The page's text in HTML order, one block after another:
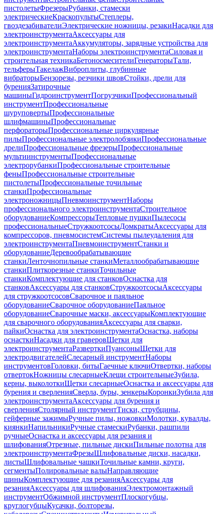
пистолетыФрезерыРубанки, стамески
электрическиеКраскопультыСтеплеры,
гвоздезабивателиЭлектрические ножницы, резакиНасадки для
электроинструментаАксессуары для
электроинструментаАккумуляторы, зарядные устройства для
электроинструментаНаборы электроинструментаСиловая и
строительная техникаБетоносмесителиГенераторыТали,
тельферыТакелажВиброплиты, глубинные
вибраторыБензорезы, резчики швовСтойки, дрели для
буренияЗатирочные
машиныГидроинструментПогрузчикиПрофессиональный
инструментПрофессиональные
шуруповертыПрофессиональные
шлифмашиныПрофессиональные
перфораторыПрофессиональные циркулярные
пилыПрофессиональные электролобзикиПрофессиональные
дрелиПрофессиональные фрезерыПрофессиональные
мультиинструментыПрофессиональные
электрорубанкиПрофессиональные строительные
феныПрофессиональные строительные
пистолетыПрофессиональные точильные
станкиПрофессиональные
электроножницыПневмоинструментНаборы
профессионального электроинструментаСтроительное
оборудованиеКомпрессорыТепловые пушкиПылесосы
профессиональныеСтружкоотсосыДомкратыАксессуары для
компрессоров, пневмосистемСистемы пылеудаления для
электроинструментаПневмоинструментСтанки и
оборудованиеДеревообрабатывающие
станкиЛенточнопильные станкиМеталлообрабатывающие
станкиПлиткорезные станкиТочильные
станкиКомплектующие для станковОснастка для
станковАксессуары для станковСтружкоотсосыАксессуары
для стружкоотсосовСварочное и паяльное
оборудованиеСварочное оборудованиеПаяльное
оборудованиеСварочные маски, аксессуарыКомплектующие
для сварочного оборудованияАксессуары для сварки,
пайкиОснастка для электроинструментаОснастка, наборы
оснасткиНасадки для граверовЩетки для
электроинструментаРазверткиПуансоныЩетки для
электродвигателейСлесарный инструментНаборы
инструментовГоловки, битыГаечные ключиОтвертки, наборы
отвертокНожницы слесарныеКлещи строительныеЗубила,
керны, выколоткиЩетки слесарныеОснастка и аксессуары для
бурения и сверленияСверла, буры, зенкерыКоронкиЗубила для
электроинструментаАксессуары для бурения и
сверленияСтолярный инструментТиски, струбцины,
гейферные зажимыРучные пилы, ножовкиМолотки, кувалды,
киянкиНапильникиРучные стамескиРубанки, рашпили
ручныеОснастка и аксессуары для резания и
шлифованияОтрезные, пильные дискиПильные полотна для
электроинструментаФрезыШлифовальные диски, насадки,
листыШлифовальные чашкиТочильные камни, круги,
сегментыПолировальные валыНаправляющие
шиныКомплектующие для резанияАксессуары для
резанияАксессуары для шлифованияЭлектромонтажный
инструментОбжимной инструментПлоскогубцы,
круглогубцыКусачки, болторезы,